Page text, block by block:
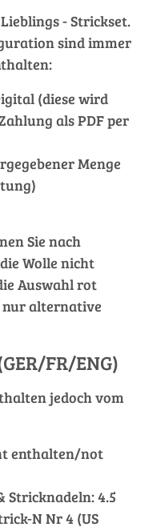
- Strickset.
sind immer
(diese wird
als PDF per
Menge
Sie nach
Wolle nicht
Auswahl rot
nur alternative
FR/ENG)
jedoch vom
enthalten/not
Stricknadeln: 4.5
N Nr 4 (US